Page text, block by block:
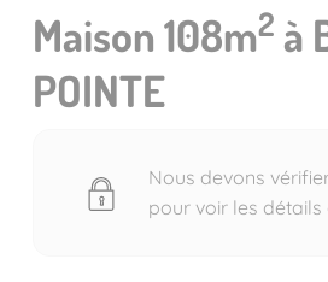
Maison 108m2 à
POINTE
Nous devons
pour voir les détails